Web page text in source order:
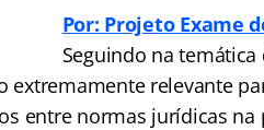
Por: Projeto Exame
Seguindo na
extremamente relevante
entre normas jurídicas na